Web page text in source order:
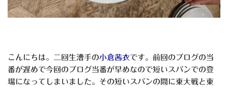
こんにちは。二回生漕手の小倉茜衣です。前回のブログの当
番が遅めで今回のブログ当番が早めなので短いスパンでの登
場になってしまいました。その短いスパンの間に東大戦と東